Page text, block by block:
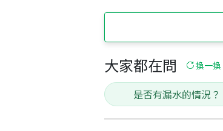
大家都在問 換一換
是否有漏水的情況？